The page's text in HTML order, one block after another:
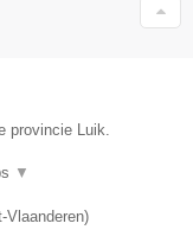
provincie Luik.
▼
Vlaanderen)